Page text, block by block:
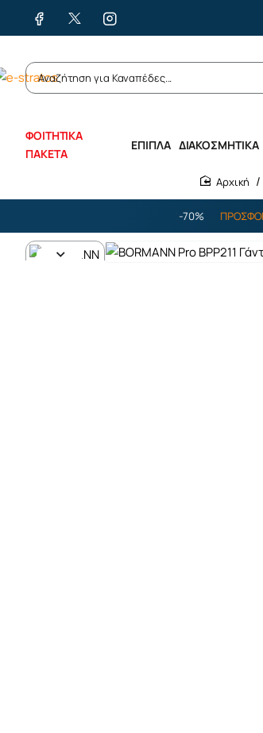
ΦΟΙΤΗΤΙΚΑ
ΠΑΚΕΤΑ
ΕΠΙΠΛΑ ΔΙΑΚΟΣΜΗΤΙΚΑ
home
ΠΡΟΣΦΟΡΕΣ